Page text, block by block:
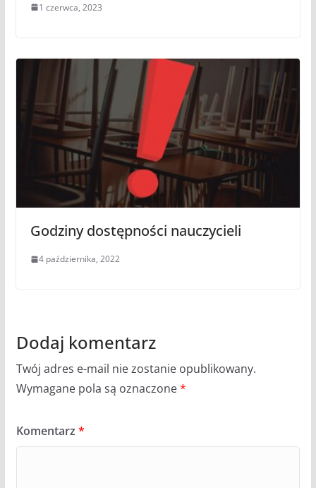
1 czerwca, 2023
Godziny dostępności nauczycieli
4 października, 2022
Dodaj komentarz
Twój adres e-mail nie zostanie opublikowany.
Wymagane pola są oznaczone*
Komentarz *